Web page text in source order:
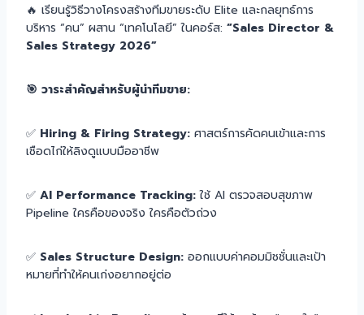
🔥 เรียนรู้วิธีวางโครงสร้างทีมขายระดับ Elite และกลยุทธ์การ
บริหาร “คน” ผสาน “เทคโนโลยี” ในคอร์ส: “Sales Director &
Sales Strategy 2026”
🎯 วาระสำคัญสำหรับผู้นำทีมขาย:
✅ Hiring & Firing Strategy: ศาสตร์การคัดคนเข้าและการ
เชือดไก่ให้ลิงดูแบบมืออาชีพ
✅ AI Performance Tracking:ใช้ AI ตรวจสอบสุขภาพ
Pipeline ใครคือของจริง ใครคือตัวถ่วง
✅ Sales Structure Design: ออกแบบค่าคอมมิชชั่นและเป้า
หมายที่ทำให้คนเก่งอยากอยู่ต่อ